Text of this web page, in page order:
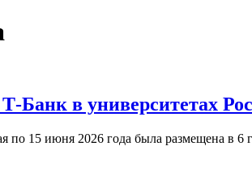
Банк в университетах
по 15 июня 2026 года была размещена в